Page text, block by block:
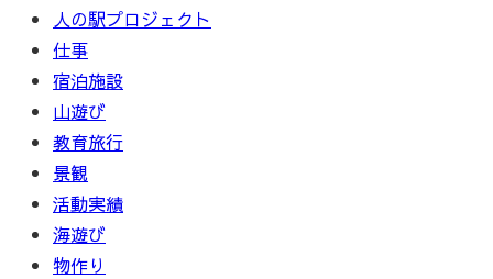
人の駅プロジェクト
仕事
宿泊施設
山遊び
教育旅行
景観
活動実績
海遊び
物作り